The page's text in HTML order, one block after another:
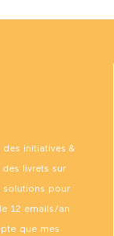
initiatives &
livrets sur
solutions pour
12 emails/an
que mes